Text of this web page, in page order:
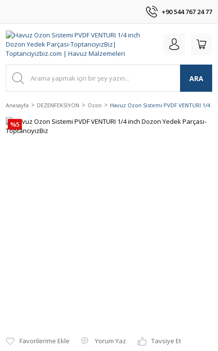
+90 544 767 24 77
ARA
Anasayfa DEZENFEKSİYON Ozon Havuz Ozon Sistemi PVDF VENTURI 1/4
%5
Yorum Yaz
Tavsiye Et